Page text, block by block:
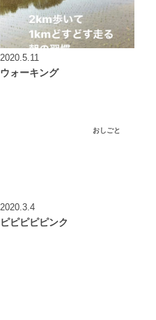
2020.5.11
ウォーキング
おしごと
2020.3.4
ピピピピピンク